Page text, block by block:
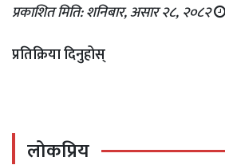
प्रकाशित मिति: शनिबार, असार २८, २०८२
प्रतिक्रिया दिनुहोस्
लोकप्रिय